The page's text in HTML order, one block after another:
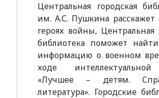
Центральная городская
им. А.С. Пушкина
героях войны, Центральная
библиотека поможет
информацию о военном
ходе
«Лучшее – детям.
литература». Городские